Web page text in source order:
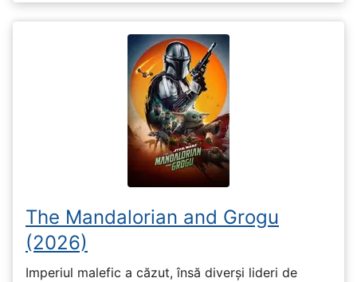
The Mandalorian and Grogu
(2026)
Imperiul malefic a căzut, însă diverși lideri de